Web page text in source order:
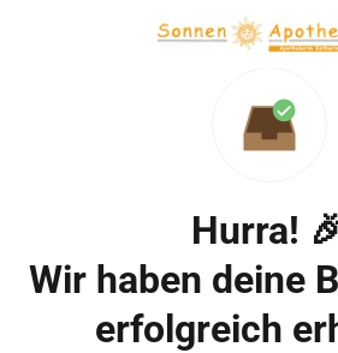
Hurra!
Wir haben deine
erfolgreich